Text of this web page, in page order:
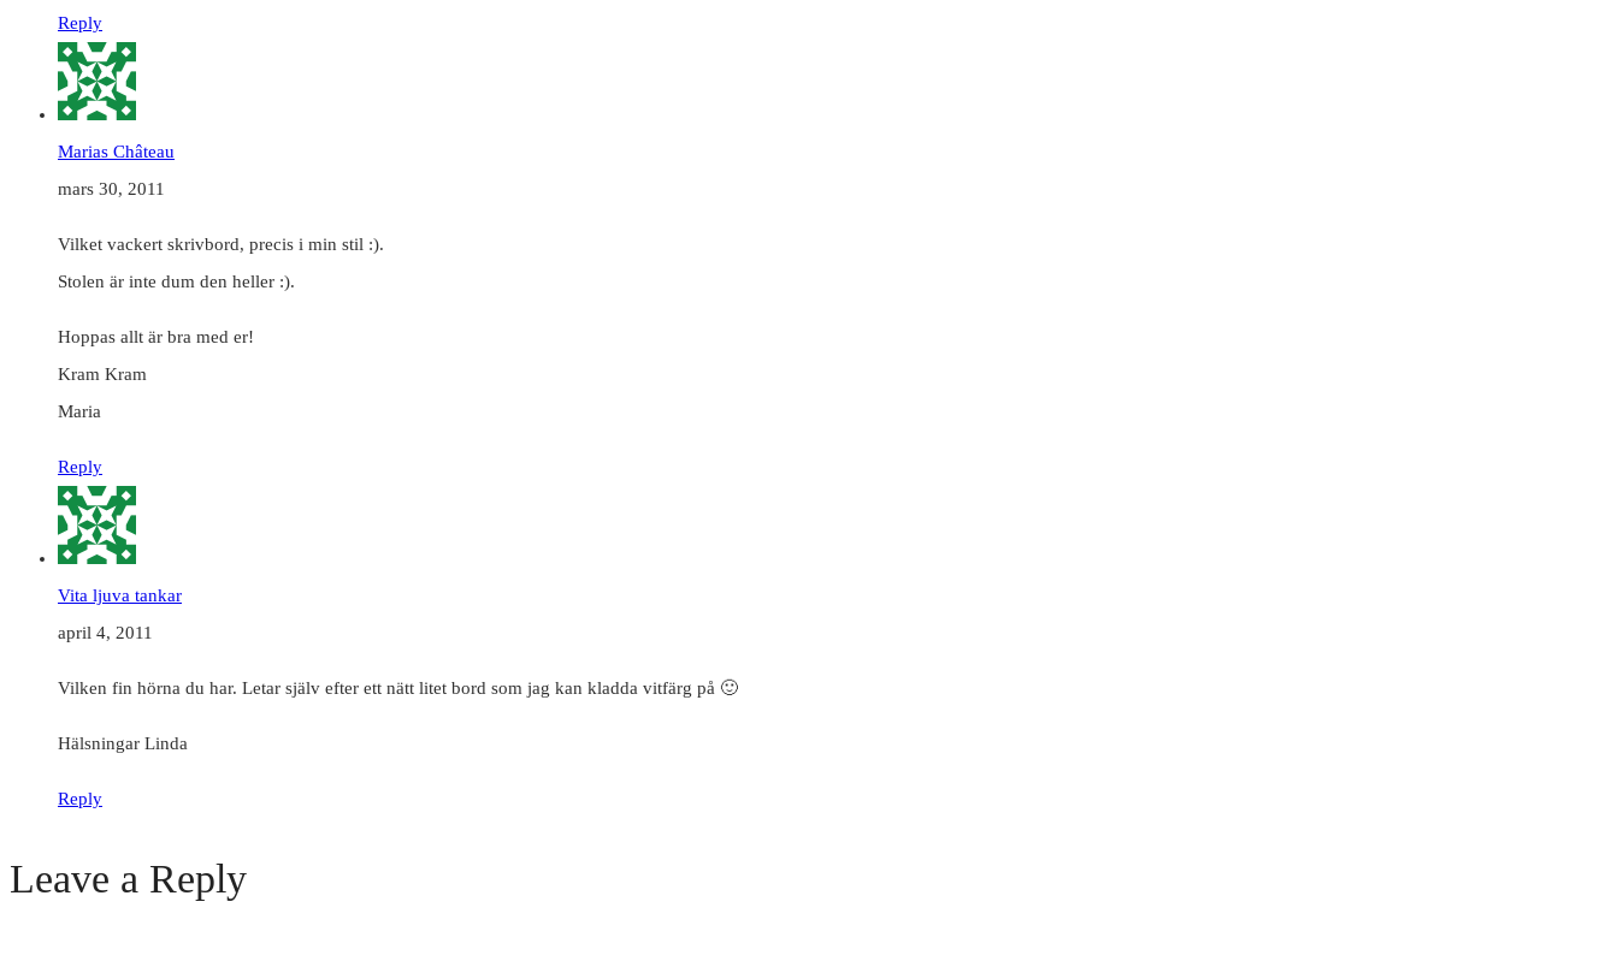
Reply
Marias Château
mars 30, 2011
Vilket vackert skrivbord, precis i min stil :).
Stolen är inte dum den heller :).
Hoppas allt är bra med er!
Kram Kram
Maria
Reply
Vita ljuva tankar
april 4, 2011
Vilken fin hörna du har. Letar själv efter ett nätt litet bord som jag kan kladda vitfärg på 🙂
Hälsningar Linda
Reply
Leave a Reply